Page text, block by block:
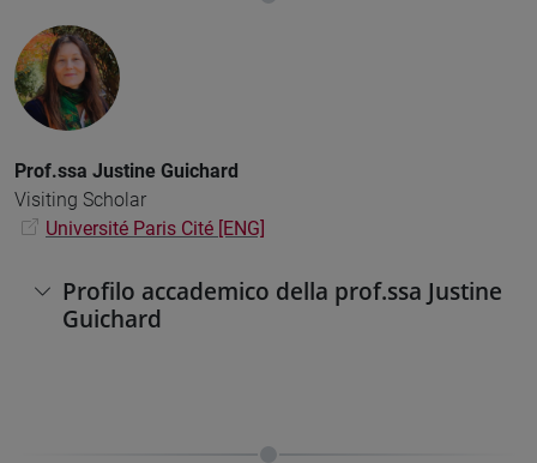
Prof.ssa Justine Guichard
Visiting Scholar
Université Paris Cité [ENG]
Profilo accademico della prof.ssa Justine
Guichard